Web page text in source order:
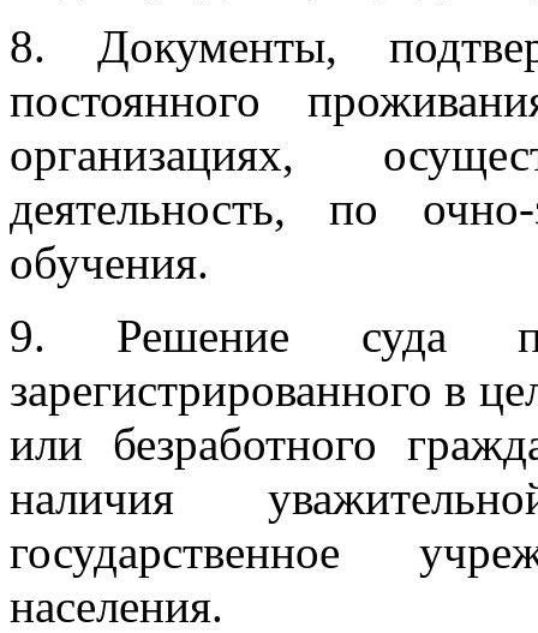
8. Документы,
постоянного
организациях,
деятельность, по
обучения.
9. Решение суда
зарегистрированного в
или безработного
наличия
государственное
населения.